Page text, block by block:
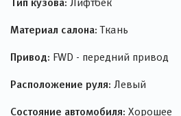
Лифтбек
Материал салона: Ткань
Привод: FWD - передний привод
Расположение руля: Левый
Состояние автомобиля: Хорошее